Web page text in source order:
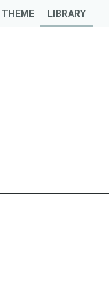
THEME LIBRARY